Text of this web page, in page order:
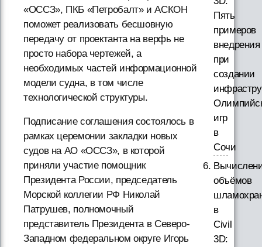
«ОССЗ», ПКБ «Петробалт» и АСКОН
поможет реализовать бесшовную
передачу от проектанта на верфь не
просто набора чертежей, а
необходимых частей информационной
модели судна, в том числе
технологической структуры.
Подписание соглашения состоялось в
рамках церемонии закладки новых
судов на АО «ОССЗ», в которой
приняли участие помощник
Президента России, председатель
Морской коллегии РФ Николай
Патрушев, полномочный
представитель Президента в Северо-
Западном федеральном округе Игорь
Пять
примеров
внедрения
при
создании
игр
в
Сочи
объёмов
в
Civil
3D: